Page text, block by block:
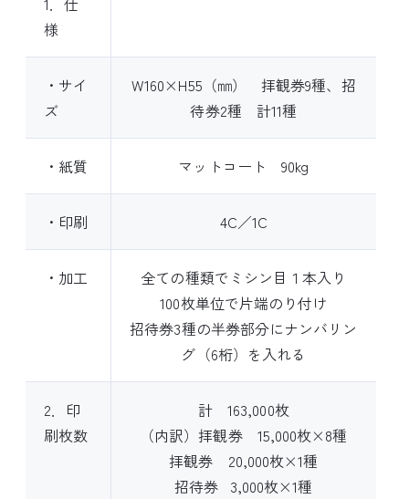
様
・サイ
ズ
W160×H55（㎜） 拝観券9種、招
待券2種 計11種
・紙質 マットコート 90kg
・印刷 4C／1C
・加工
全ての種類でミシン目１本入り
100枚単位で片端のり付け
招待券3種の半券部分にナンバリン
グ（6桁）を入れる
2．印
刷枚数
計 163,000枚
（内訳）拝観券 15,000枚×8種
拝観券 20,000枚×1種
招待券 3,000枚×1種